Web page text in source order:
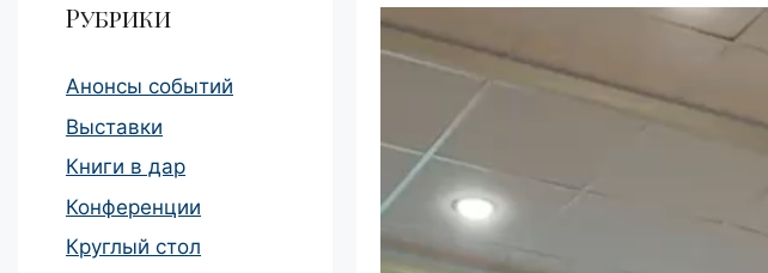
Рубрики
Анонсы событий
Выставки
Книги в дар
Конференции
Круглый стол